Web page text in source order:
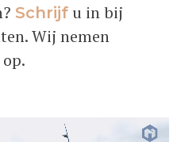
Schrijf u in bij
Wij nemen